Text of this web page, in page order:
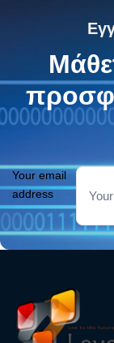
Your email
address